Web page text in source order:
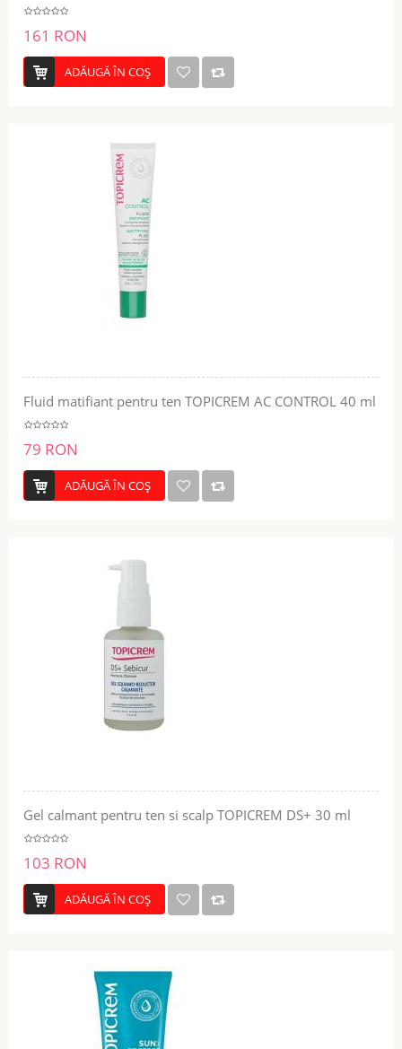
161 RON
ADĂUGĂ ÎN COŞ
Fluid matifiant pentru ten TOPICREM AC CONTROL 40 ml
79 RON
ADĂUGĂ ÎN COŞ
Gel calmant pentru ten si scalp TOPICREM DS+ 30 ml
103 RON
ADĂUGĂ ÎN COŞ